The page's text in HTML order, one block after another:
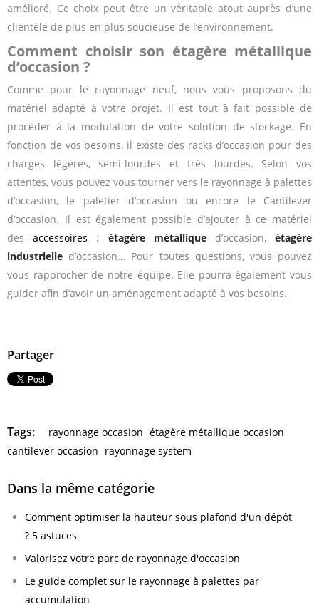
amélioré. Ce choix peut être un véritable atout auprès d’une
clientèle de plus en plus soucieuse de l’environnement.
Comment choisir son étagère métallique
d’occasion ?
Comme pour le rayonnage neuf, nous vous proposons du
matériel adapté à votre projet. Il est tout à fait possible de
procéder à la modulation de votre solution de stockage. En
fonction de vos besoins, il existe des racks d’occasion pour des
charges légères, semi-lourdes et très lourdes. Selon vos
attentes, vous pouvez vous tourner vers le rayonnage à palettes
d’occasion, le paletier d’occasion ou encore le Cantilever
d’occasion. Il est également possible d’ajouter à ce matériel
desaccessoires : étagère métalliqued’occasion,étagère
industrielle d’occasion… Pour toutes questions, vous pouvez
vous rapprocher de notre équipe. Elle pourra également vous
guider afin d’avoir un aménagement adapté à vos besoins.
Partager
Tags: rayonnage occasion étagère métallique occasion
cantilever occasion rayonnage system
Dans la même catégorie
Comment optimiser la hauteur sous plafond d'un dépôt
? 5 astuces
Valorisez votre parc de rayonnage d'occasion
Le guide complet sur le rayonnage à palettes par
accumulation